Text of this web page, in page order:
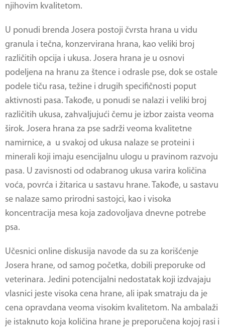
njihovim kvalitetom.
U ponudi brenda Josera postoji čvrsta hrana u vidu
granula i tečna, konzervirana hrana, kao veliki broj
različitih opcija i ukusa. Josera hrana je u osnovi
podeljena na hranu za štence i odrasle pse, dok se ostale
podele tiču rasa, težine i drugih specifičnosti poput
aktivnosti pasa. Takođe, u ponudi se nalazi i veliki broj
različitih ukusa, zahvaljujući čemu je izbor zaista veoma
širok. Josera hrana za pse sadrži veoma kvalitetne
namirnice, a u svakoj od ukusa nalaze se proteini i
minerali koji imaju esencijalnu ulogu u pravinom razvoju
pasa. U zavisnosti od odabranog ukusa varira količina
voća, povrća i žitarica u sastavu hrane. Takođe, u sastavu
se nalaze samo prirodni sastojci, kao i visoka
koncentracija mesa koja zadovoljava dnevne potrebe
psa.
Učesnici online diskusija navode da su za korišćenje
Josera hrane, od samog početka, dobili preporuke od
veterinara. Jedini potencijalni nedostatak koji izdvajaju
vlasnici jeste visoka cena hrane, ali ipak smatraju da je
cena opravdana veoma visokim kvalitetom. Na ambalaži
je istaknuto koja količina hrane je preporučena kojoj rasi i